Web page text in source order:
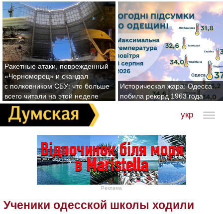
Ракетные атаки, поврежденный
«Черноморец» и скандал
с полковником СБУ: что больше
всего читали на этой неделе
Историческая жара: Одесса
побила рекорд 1963 года
укр
Реклама
Ученики одесской школы ходили